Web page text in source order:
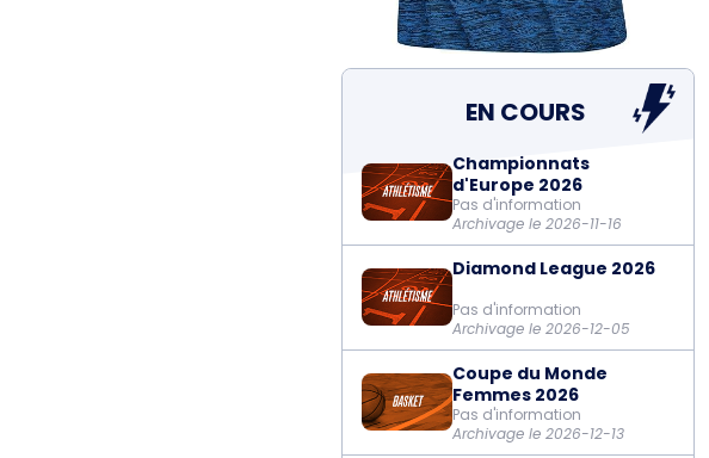
EN COURS
Championnats
d'Europe 2026
Pas d'information
Archivage le 2026-11-16
Diamond League 2026
Pas d'information
Archivage le 2026-12-05
Coupe du Monde
Femmes 2026
Pas d'information
Archivage le 2026-12-13